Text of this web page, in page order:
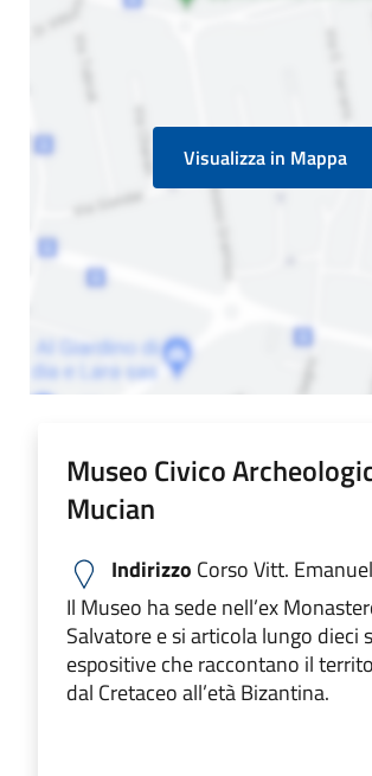
Visualizza in Mappa
Museo Civico
Mucian
Indirizzo Corso Vitt.
Il Museo ha sede nell’ex
Salvatore e si articola lungo dieci
espositive che raccontano il
dal Cretaceo all’età Bizantina.